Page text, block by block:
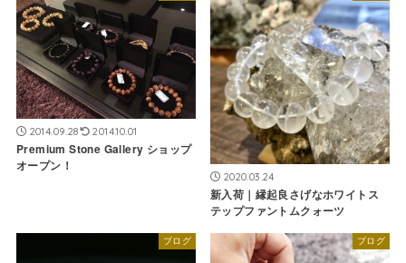
2014.09.28 2014.10.01
Premium Stone Gallery ショップ
オープン！
2020.03.24
新入荷｜縁起良さげなホワイトス
テップファントムクォーツ
ブログ ブログ